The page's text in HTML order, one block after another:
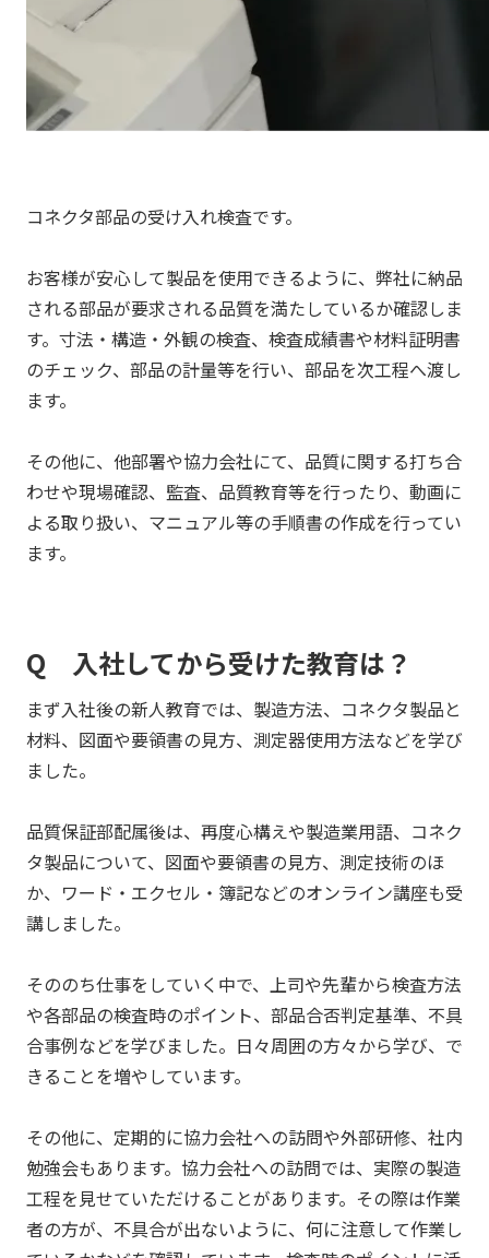
コネクタ部品の受け入れ検査です。
お客様が安心して製品を使用できるように、弊社に納品
される部品が要求される品質を満たしているか確認しま
す。寸法・構造・外観の検査、検査成績書や材料証明書
のチェック、部品の計量等を行い、部品を次工程へ渡し
ます。
その他に、他部署や協力会社にて、品質に関する打ち合
わせや現場確認、監査、品質教育等を行ったり、動画に
よる取り扱い、マニュアル等の手順書の作成を行ってい
ます。
Q 入社してから受けた教育は？
まず入社後の新人教育では、製造方法、コネクタ製品と
材料、図面や要領書の見方、測定器使用方法などを学び
ました。
品質保証部配属後は、再度心構えや製造業用語、コネク
タ製品について、図面や要領書の見方、測定技術のほ
か、ワード・エクセル・簿記などのオンライン講座も受
講しました。
そののち仕事をしていく中で、上司や先輩から検査方法
や各部品の検査時のポイント、部品合否判定基準、不具
合事例などを学びました。日々周囲の方々から学び、で
きることを増やしています。
その他に、定期的に協力会社への訪問や外部研修、社内
勉強会もあります。協力会社への訪問では、実際の製造
工程を見せていただけることがあります。その際は作業
者の方が、不具合が出ないように、何に注意して作業し